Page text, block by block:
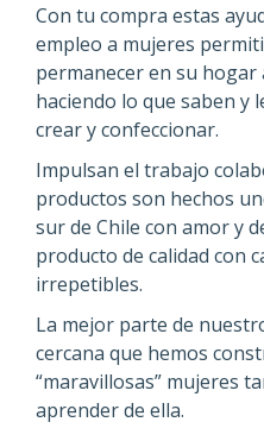
Con tu compra estas
empleo a mujeres
permanecer en su hogar
haciendo lo que saben y
crear y confeccionar.
Impulsan el trabajo
productos son hechos
sur de Chile con amor y
producto de calidad con
irrepetibles.
La mejor parte de
cercana que hemos
“maravillosas” mujeres
aprender de ella.